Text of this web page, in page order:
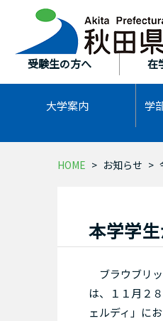
受験生の方へ 在
大学案内 学
HOME お知らせ
本学学
ブラウブリ
は、１１月２
ェルディ」に